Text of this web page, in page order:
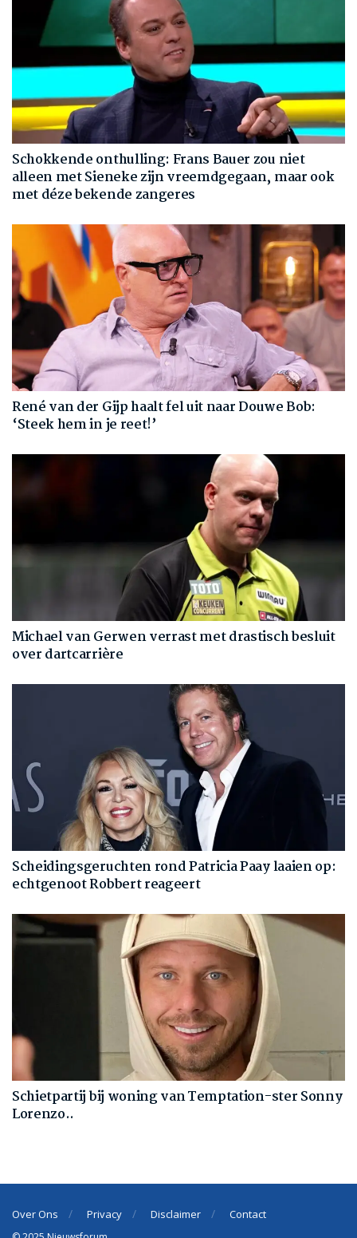
Schokkende onthulling: Frans Bauer zou niet
alleen met Sieneke zijn vreemdgegaan, maar ook
met déze bekende zangeres
René van der Gijp haalt fel uit naar Douwe Bob:
‘Steek hem in je reet!’
Michael van Gerwen verrast met drastisch besluit
over dartcarrière
Scheidingsgeruchten rond Patricia Paay laaien op:
echtgenoot Robbert reageert
Schietpartij bij woning van Temptation-ster Sonny
Lorenzo..
Over Ons Privacy Disclaimer Contact